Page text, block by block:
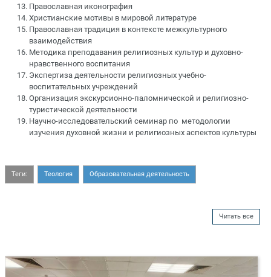
Православная иконография
Христианские мотивы в мировой литературе
Православная традиция в контексте межкультурного
взаимодействия
Методика преподавания религиозных культур и духовно-
нравственного воспитания
Экспертиза деятельности религиозных учебно-
воспитательных учреждений
Организация экскурсионно-паломнической и религиозно-
туристической деятельности
Научно-исследовательский семинар по методологии
изучения духовной жизни и религиозных аспектов культуры
Теги: Теология Образовательная деятельность
Читать все